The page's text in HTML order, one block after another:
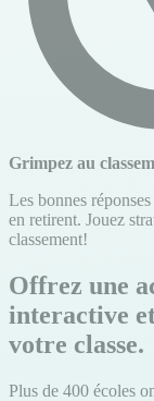
Grimpez au
Les bonnes
en retirent. Jouez
classement!
Offrez une
interactive
votre classe.
Plus de 400 écoles